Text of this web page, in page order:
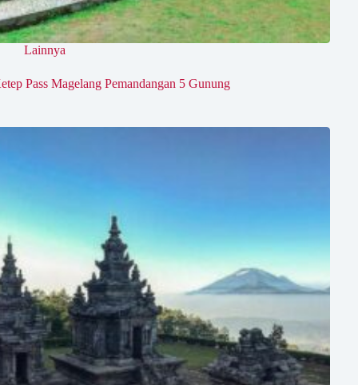
Lainnya
Pass Magelang Pemandangan 5 Gunung